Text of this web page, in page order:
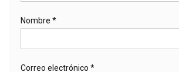
Nombre *
Correo electrónico *